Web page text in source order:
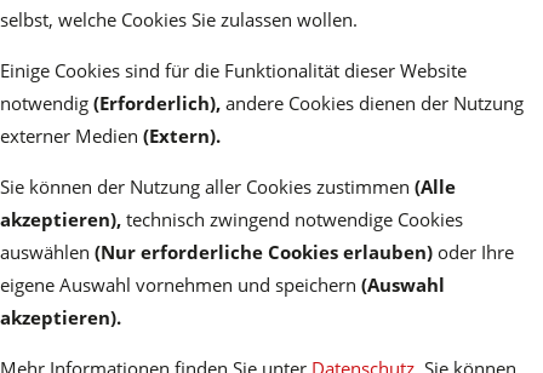
selbst, welche Cookies Sie zulassen wollen.
Einige Cookies sind für die Funktionalität dieser Website
notwendig (Erforderlich), andere Cookies dienen der Nutzung
externer Medien (Extern).
Sie können der Nutzung aller Cookies zustimmen (Alle
akzeptieren), technisch zwingend notwendige Cookies
auswählen (Nur erforderliche Cookies erlauben) oder Ihre
eigene Auswahl vornehmen und speichern (Auswahl
akzeptieren).
Mehr Informationen finden Sie unter Datenschutz . Sie können